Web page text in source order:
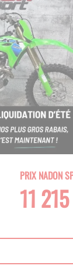
PRIX NADON
11